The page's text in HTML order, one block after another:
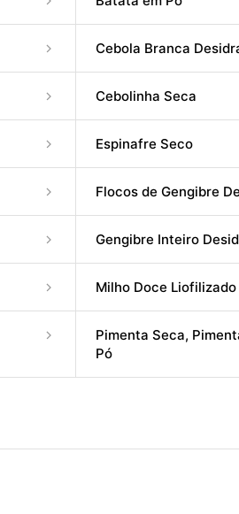
Cebola Branca
Cebolinha Seca
Espinafre Seco
Flocos de Gengibre
Gengibre Inteiro
Milho Doce Liofilizado
Pimenta Seca,
Pó